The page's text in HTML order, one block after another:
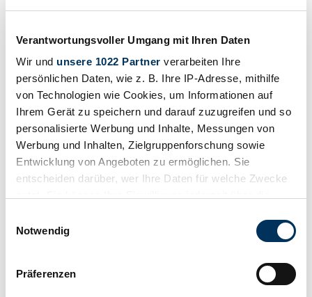
Verantwortungsvoller Umgang mit Ihren Daten
Wir und unsere 1022 Partner verarbeiten Ihre
persönlichen Daten, wie z. B. Ihre IP-Adresse, mithilfe
von Technologien wie Cookies, um Informationen auf
Ihrem Gerät zu speichern und darauf zuzugreifen und so
personalisierte Werbung und Inhalte, Messungen von
Werbung und Inhalten, Zielgruppenforschung sowie
Entwicklung von Angeboten zu ermöglichen. Sie
entscheiden darüber, wer Ihre Daten für welche Zwecke
Trigger Symbol ändern oder widerrufen
Informationen über Ihre geografische Lage
Notwendig
Präferenzen
Händler